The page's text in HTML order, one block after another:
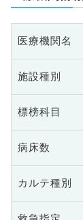
医療機関名
施設種別
標榜科目
病床数
カルテ種別